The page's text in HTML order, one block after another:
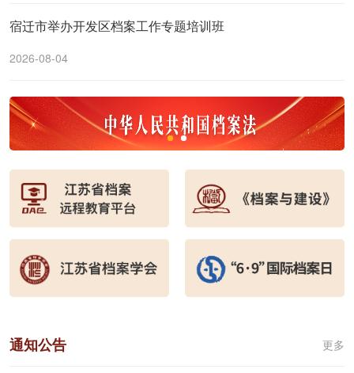
宿迁市举办开发区档案工作专题培训班
2026-08-04
通知公告 更多